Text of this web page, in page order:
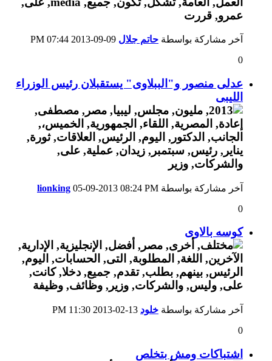
آخر مشاركة بواسطة حاتم جلال
07:44 PM
0
عدلى منصور و"الببلاوى" يستقبلان رئيس الوزراء
الليبى
آخر مشاركة بواسطة lionking 05-09-2013 08:24 PM
0
كوسه بالاوى
آخر مشاركة بواسطة خلود
11:30 PM
0
اشتباكات ومش بتخلص